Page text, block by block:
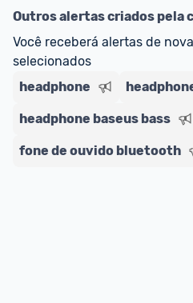
Outros alertas criados pela
Você receberá alertas de
selecionados
headphone
headphone baseus bass
fone de ouvido bluetooth